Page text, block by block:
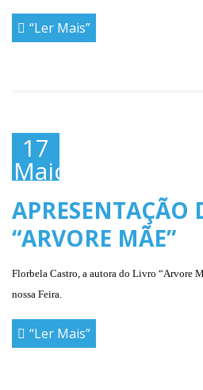
“Ler Mais”
17
Maio,
2019
APRESENTAÇÃO
“ARVORE MÃE”
Florbela Castro, a autora do Livro “Arvore
nossa Feira.
“Ler Mais”